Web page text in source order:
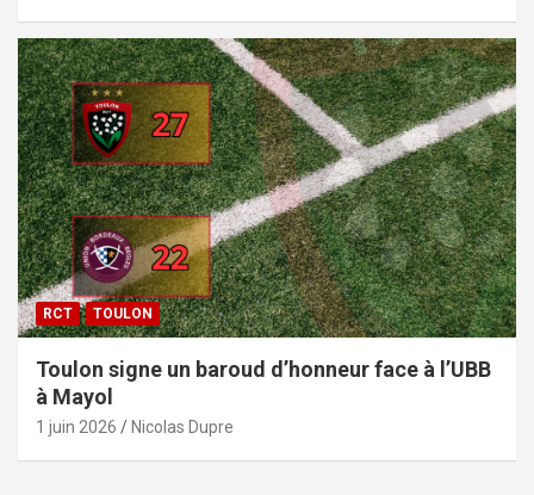
RCT TOULON
Toulon signe un baroud d’honneur face à l’UBB
à Mayol
1 juin 2026 Nicolas Dupre